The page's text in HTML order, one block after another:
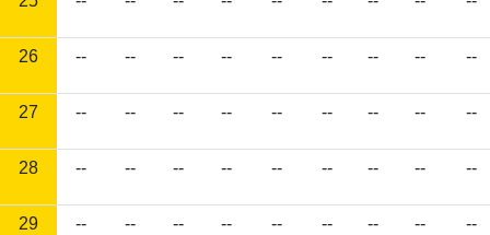
26 -- -- -- -- -- -- -- -- --
27 -- -- -- -- -- -- -- -- --
28 -- -- -- -- -- -- -- -- --
29 -- -- -- -- -- -- -- -- --